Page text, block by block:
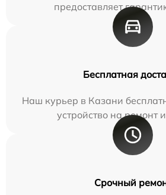
предоставляет
Бесплатная
Наш курьер в Казани
устройство на ремонт
Срочный